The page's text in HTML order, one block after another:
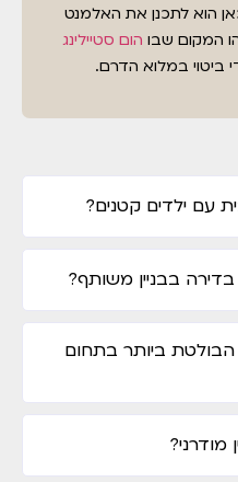
כאן הוא לתכנן את האלמנט
המקום שבו הום סטיילינג
ביטוי במלוא הדרם.
עם ילדים קטנים?
בבניין משותף?
ביותר בתחום